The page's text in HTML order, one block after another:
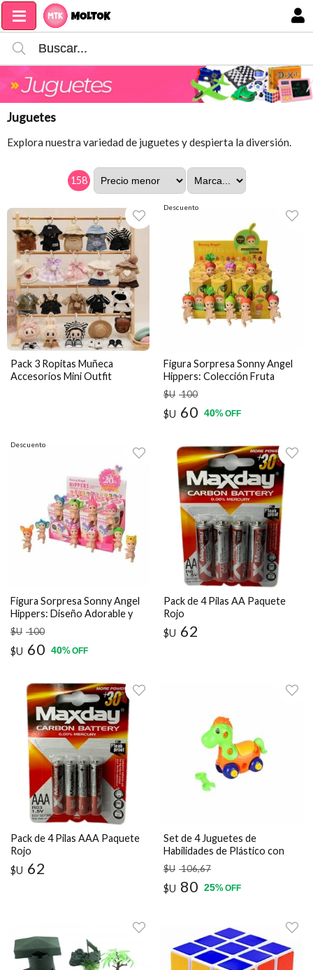
Juguetes
Explora nuestra variedad de juguetes y despierta la diversión.
158
Pack 3 Ropitas Muñeca
Accesorios Mini Outfit
Descuento
Figura Sorpresa Sonny Angel
Hippers: Colección Fruta
Cosecha
$U 100
$U 60 40%OFF
Descuento
Figura Sorpresa Sonny Angel
Hippers: Diseño Adorable y
Coleccionable
$U 100
$U 60 40%OFF
Pack de 4 Pilas AA Paquete
Rojo
$U 62
Pack de 4 Pilas AAA Paquete
Rojo
$U 62
Set de 4 Juguetes de
Habilidades de Plástico con
Diseño de Caballos -
Multicolor
$U 106,67
$U 80 25%OFF